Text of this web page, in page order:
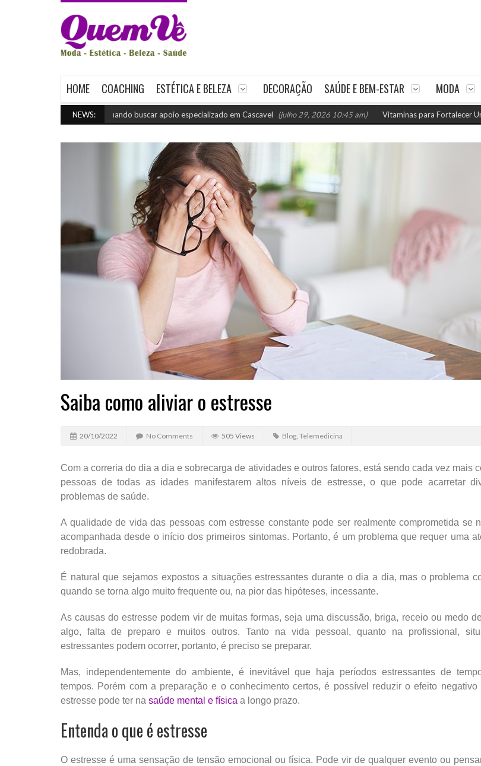
HOME COACHING ESTÉTICA E BELEZA DECORAÇÃO SAÚDE E BEM-ESTAR MODA
NEWS:
Quando buscar apoio especializado em Cascavel (julho 29, 2026 10:45 am) Vitaminas para Fortalecer Unhas e
Saiba como aliviar o estresse
20/10/2022 No Comments 505 Views Blog, Telemedicina
Com a correria do dia a dia e sobrecarga de atividades e outros fatores, está sendo cada vez mais
pessoas de todas as idades manifestarem altos níveis de estresse, o que pode acarretar
problemas de saúde.
A qualidade de vida das pessoas com estresse constante pode ser realmente comprometida se
acompanhada desde o início dos primeiros sintomas. Portanto, é um problema que requer uma
redobrada.
É natural que sejamos expostos a situações estressantes durante o dia a dia, mas o problema
quando se torna algo muito frequente ou, na pior das hipóteses, incessante.
As causas do estresse podem vir de muitas formas, seja uma discussão, briga, receio ou medo
algo, falta de preparo e muitos outros. Tanto na vida pessoal, quanto na profissional,
estressantes podem ocorrer, portanto, é preciso se preparar.
Mas, independentemente do ambiente, é inevitável que haja períodos estressantes de
tempos. Porém com a preparação e o conhecimento certos, é possível reduzir o efeito negativo
estresse pode ter na saúde mental e física a longo prazo.
Entenda o que é estresse
O estresse é uma sensação de tensão emocional ou física. Pode vir de qualquer evento ou